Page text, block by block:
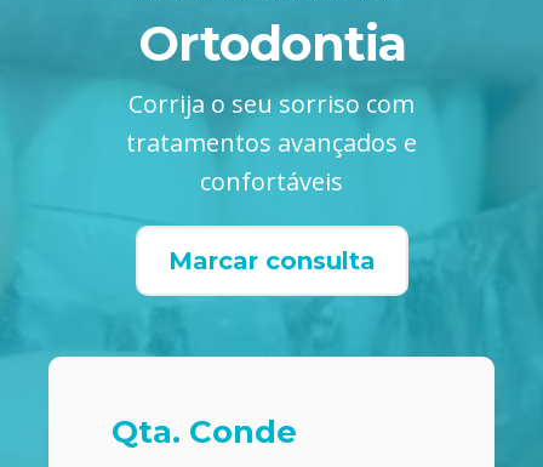
Ortodontia
Corrija o seu sorriso com
tratamentos avançados e
confortáveis
Marcar consulta
Qta. Conde